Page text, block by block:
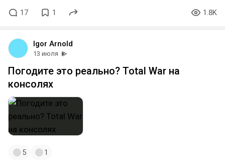
17 1 1.8K
Igor Arnold
13 июля
Погодите это реально? Total War на
консолях
5 1